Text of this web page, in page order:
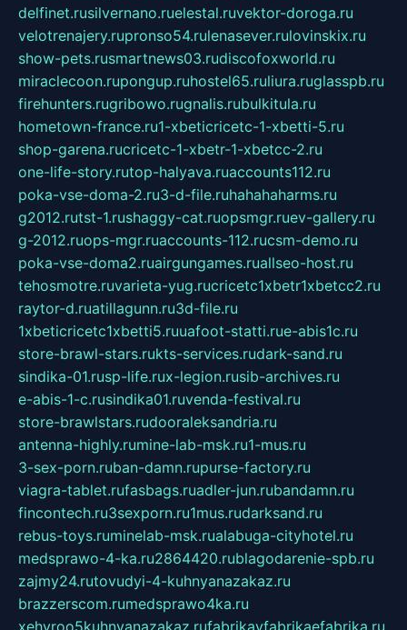
delfinet.rusilvernano.ruelestal.ruvektor-doroga.ru
velotrenajery.rupronso54.rulenasever.rulovinskix.ru
show-pets.rusmartnews03.rudiscofoxworld.ru
miraclecoon.rupongup.ruhostel65.ruliura.ruglasspb.ru
firehunters.rugribowo.rugnalis.rubulkitula.ru
hometown-france.ru1-xbeticricetc-1-xbetti-5.ru
shop-garena.rucricetc-1-xbetr-1-xbetcc-2.ru
one-life-story.rutop-halyava.ruaccounts112.ru
poka-vse-doma-2.ru3-d-file.ruhahahaharms.ru
g2012.rutst-1.rushaggy-cat.ruopsmgr.ruev-gallery.ru
g-2012.ruops-mgr.ruaccounts-112.rucsm-demo.ru
poka-vse-doma2.ruairgungames.ruallseo-host.ru
tehosmotre.ruvarieta-yug.rucricetc1xbetr1xbetcc2.ru
raytor-d.ruatillagunn.ru3d-file.ru
1xbeticricetc1xbetti5.ruuafoot-statti.rue-abis1c.ru
store-brawl-stars.rukts-services.rudark-sand.ru
sindika-01.rusp-life.rux-legion.rusib-archives.ru
e-abis-1-c.rusindika01.ruvenda-festival.ru
store-brawlstars.rudooraleksandria.ru
antenna-highly.rumine-lab-msk.ru1-mus.ru
3-sex-porn.ruban-damn.rupurse-factory.ru
viagra-tablet.rufasbags.ruadler-jun.rubandamn.ru
fincontech.ru3sexporn.ru1mus.rudarksand.ru
rebus-toys.ruminelab-msk.rualabuga-cityhotel.ru
medsprawo-4-ka.ru2864420.rublagodarenie-spb.ru
zajmy24.rutovudyi-4-kuhnyanazakaz.ru
brazzerscom.rumedsprawo4ka.ru
xehyroo5kuhnyanazakaz.rufabrikayfabrikaefabrika.ru